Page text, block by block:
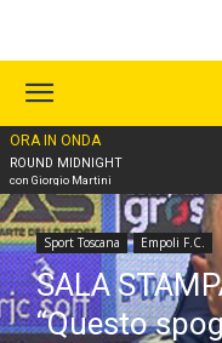
ORA IN ONDA
ROUND MIDNIGHT
con Giorgio Martini
Home
Sport Toscana Empoli F.C.
SALA
“Questo